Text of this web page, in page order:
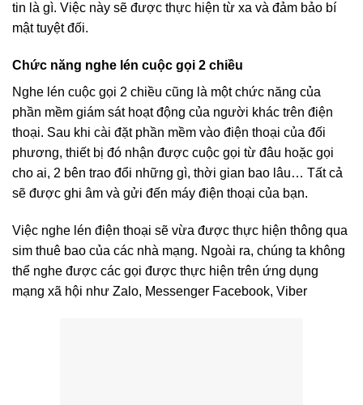
tin là gì. Việc này sẽ được thực hiện từ xa và đảm bảo bí
mật tuyệt đối.
Chức năng nghe lén cuộc gọi 2 chiều
Nghe lén cuộc gọi 2 chiều cũng là một chức năng của
phần mềm giám sát hoạt động của người khác trên điện
thoại. Sau khi cài đặt phần mềm vào điện thoại của đối
phương, thiết bị đó nhận được cuộc gọi từ đâu hoặc gọi
cho ai, 2 bên trao đổi những gì, thời gian bao lâu… Tất cả
sẽ được ghi âm và gửi đến máy điện thoại của bạn.
Việc nghe lén điện thoại sẽ vừa được thực hiện thông qua
sim thuê bao của các nhà mạng. Ngoài ra, chúng ta không
thể nghe được các gọi được thực hiện trên ứng dụng
mạng xã hội như Zalo, Messenger Facebook, Viber